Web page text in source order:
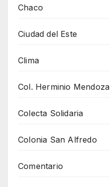
Chaco
Ciudad del Este
Clima
Col. Herminio Mendoza
Colecta Solidaria
Colonia San Alfredo
Comentario